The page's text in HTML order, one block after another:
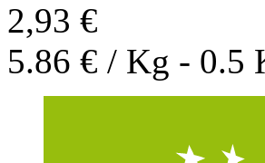
2,93 €
5.86 € / Kg - 0.5